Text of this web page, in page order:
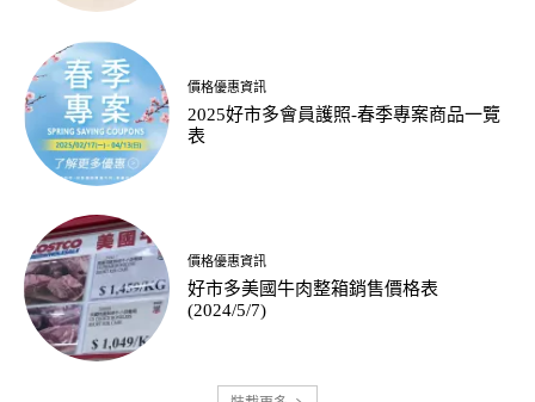
價格優惠資訊
2025好市多會員護照-春季專案商品一覽
表
價格優惠資訊
好市多美國牛肉整箱銷售價格表
(2024/5/7)